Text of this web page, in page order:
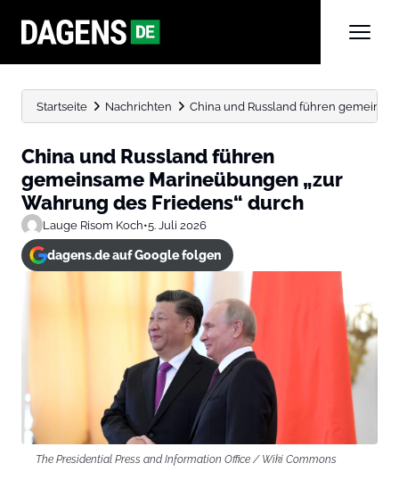
Startseite Nachrichten China und Russland führen
China und Russland führen
gemeinsame Marineübungen „zur
Wahrung des Friedens“ durch
Lauge Risom Koch•5. Juli 2026
dagens.de auf Google folgen
The Presidential Press and Information Office / Wiki Commons